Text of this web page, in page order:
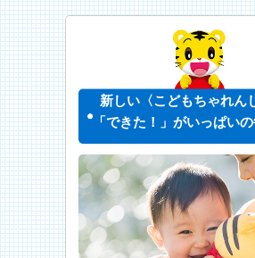
新しい〈こどもちゃれん
「できた！」がいっぱいの